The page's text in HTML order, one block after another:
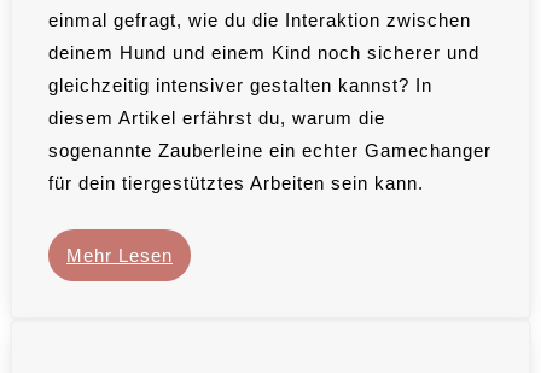
einmal gefragt, wie du die Interaktion zwischen
deinem Hund und einem Kind noch sicherer und
gleichzeitig intensiver gestalten kannst? In
diesem Artikel erfährst du, warum die
sogenannte Zauberleine ein echter Gamechanger
für dein tiergestütztes Arbeiten sein kann.
Mehr Lesen